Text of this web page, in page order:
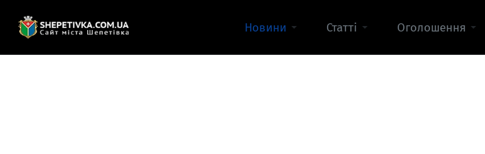
Новини Статті Оголошення